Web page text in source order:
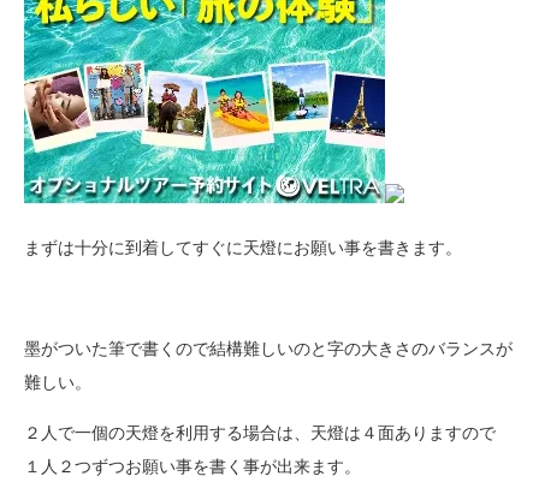
まずは十分に到着してすぐに天燈にお願い事を書きます。
墨がついた筆で書くので結構難しいのと字の大きさのバランスが
難しい。
２人で一個の天燈を利用する場合は、天燈は４面ありますので
１人２つずつお願い事を書く事が出来ます。